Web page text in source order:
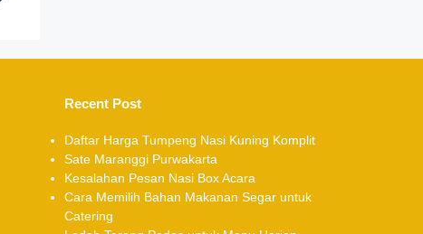
Recent Post
Daftar Harga Tumpeng Nasi Kuning Komplit
Sate Maranggi Purwakarta
Kesalahan Pesan Nasi Box Acara
Cara Memilih Bahan Makanan Segar untuk
Catering